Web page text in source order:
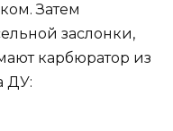
Затем
заслонки,
карбюратор из
ДУ: